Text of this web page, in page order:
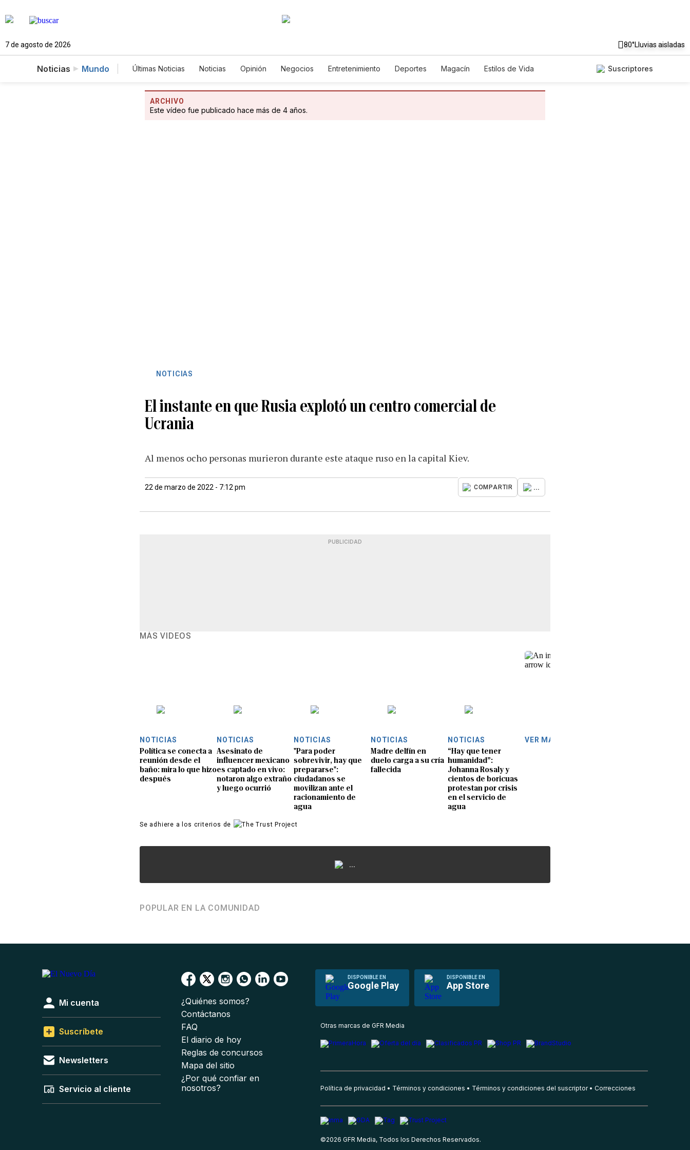
7 de agosto de 2026 80°Lluvias aisladas
Noticias Mundo Últimas Noticias Noticias Opinión Negocios Entretenimiento Deportes Magacín
Estilos de Vida
Suscriptores
ARCHIVO
Este vídeo fue publicado hace más de 4 años.
NOTICIAS
El instante en que Rusia explotó un centro comercial de
Ucrania
Al menos ocho personas murieron durante este ataque ruso en la capital Kiev.
22 de marzo de 2022 - 7:12 pm COMPARTIR ...
PUBLICIDAD
MÁS VIDEOS
NOTICIAS
Política se conecta a
reunión desde el
baño: mira lo que hizo
después
NOTICIAS
Asesinato de
influencer mexicano
es captado en vivo:
notaron algo extraño
y luego ocurrió
NOTICIAS
"Para poder
sobrevivir, hay que
prepararse":
ciudadanos se
movilizan ante el
racionamiento de
agua
NOTICIAS
Madre delfín en
duelo carga a su cría
fallecida
NOTICIAS
“Hay que tener
humanidad”:
Johanna Rosaly y
cientos de boricuas
protestan por crisis
en el servicio de
agua
VER MÁS
Se adhiere a los criterios de
...
POPULAR EN LA COMUNIDAD
DISPONIBLE EN
Google Play
DISPONIBLE EN
App Store
Mi cuenta
Suscríbete
Newsletters
Servicio al cliente
¿Quiénes somos?
Contáctanos
FAQ
El diario de hoy
Reglas de concursos
Mapa del sitio
¿Por qué confiar en
nosotros?
Otras marcas de GFR Media
Política de privacidad Términos y condiciones Términos y condiciones del suscriptor Correcciones
©2026 GFR Media, Todos los Derechos Reservados.